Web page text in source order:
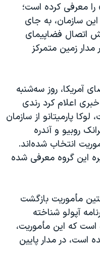
خدمه مأموریت «آرتمیس ۳» را معرفی کرده است؛
این سازمان، به جای
اتصال فضاپیمای
زمین متمرکز
آمریکا، روز سه‌شنبه
خبری اعلام کرد رندی
پارمیتانو از سازمان
روبیو و آندره
انتخاب شده‌اند.
این گروه معرفی شده
مأموریت بازگشت
آپولو شناخته
است که این مأموریت،
شده است، در مدار پایین